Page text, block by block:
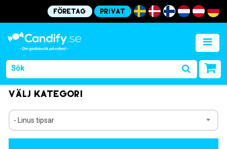
Företag Privat
Välj kategori
- Linus tipsar